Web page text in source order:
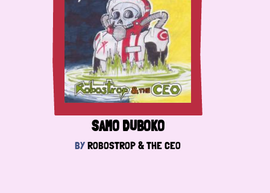
SAMO DUBOKO
BYROBOSTROP & THE CEO